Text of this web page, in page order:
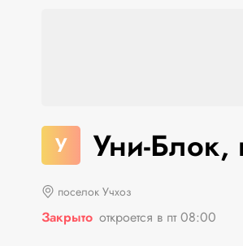
У Уни-Блок,
поселок Учхоз
Закрыто откроется в пт 08:00